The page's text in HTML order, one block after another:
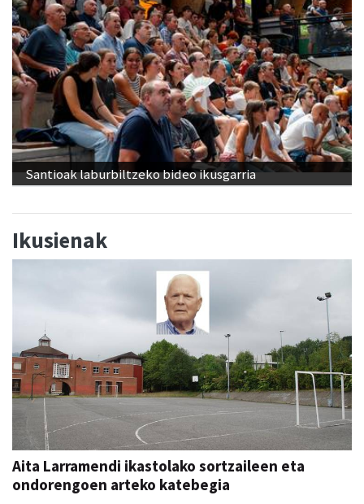
Santioak laburbiltzeko bideo ikusgarria
Ikusienak
Aita Larramendi ikastolako sortzaileen eta
ondorengoen arteko katebegia